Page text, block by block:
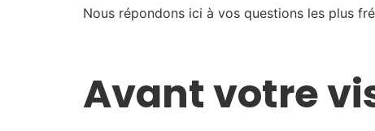
Nous répondons ici à vos questions les plus
Avant votre